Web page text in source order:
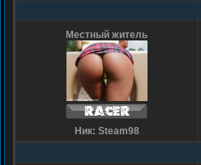
Местный житель
Ник: Steam98